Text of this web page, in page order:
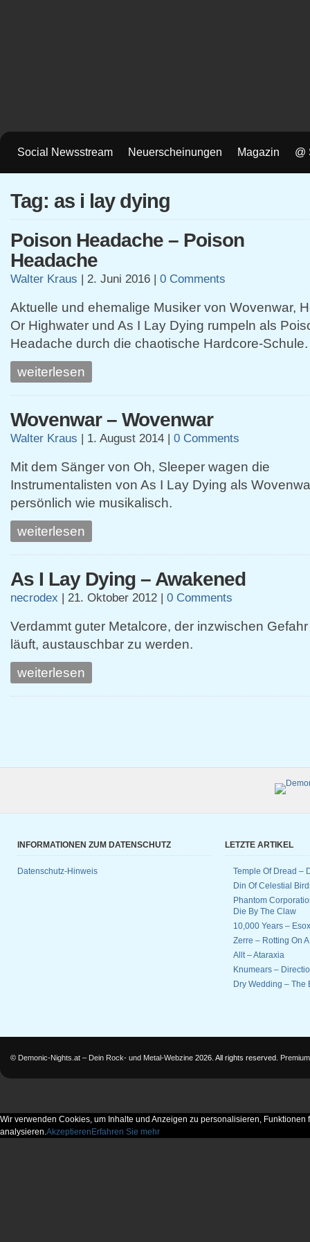
Social Newsstream Neuerscheinungen Magazin @
Tag: as i lay dying
Poison Headache – Poison
Headache
Walter Kraus | 2. Juni 2016 | 0 Comments
Aktuelle und ehemalige Musiker von Wovenwar,
Or Highwater und As I Lay Dying rumpeln als
Headache durch die chaotische Hardcore-Schule.
weiterlesen
Wovenwar – Wovenwar
Walter Kraus | 1. August 2014 | 0 Comments
Mit dem Sänger von Oh, Sleeper wagen die
Instrumentalisten von As I Lay Dying als
persönlich wie musikalisch.
weiterlesen
As I Lay Dying – Awakened
necrodex | 21. Oktober 2012 | 0 Comments
Verdammt guter Metalcore, der inzwischen Gefahr
läuft, austauschbar zu werden.
weiterlesen
INFORMATIONEN ZUM DATENSCHUTZ
Datenschutz-Hinweis
LETZTE ARTIKEL
Temple Of Dread –
Din Of Celestial
Phantom
Die By The Claw
10,000 Years –
Zerre – Rotting On
Allt – Ataraxia
Knumears –
Dry Wedding – The
© Demonic-Nights.at – Dein Rock- und Metal-Webzine 2026. All rights reserved.
Wir verwenden Cookies, um Inhalte und Anzeigen zu personalisieren,
analysieren.Akzeptieren Erfahren Sie mehr